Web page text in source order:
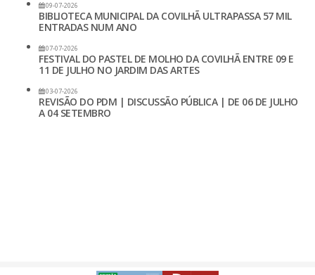
09-07-2026
BIBLIOTECA MUNICIPAL DA COVILHÃ ULTRAPASSA 57 MIL
ENTRADAS NUM ANO
07-07-2026
FESTIVAL DO PASTEL DE MOLHO DA COVILHÃ ENTRE 09 E
11 DE JULHO NO JARDIM DAS ARTES
03-07-2026
REVISÃO DO PDM | DISCUSSÃO PÚBLICA | DE 06 DE JULHO
A 04 SETEMBRO